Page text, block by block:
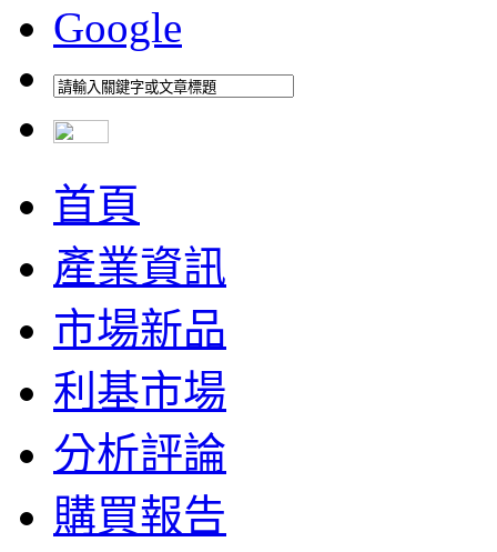
Google
首頁
產業資訊
市場新品
利基市場
分析評論
購買報告